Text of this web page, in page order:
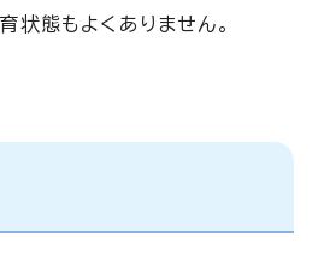
状態もよくありません。